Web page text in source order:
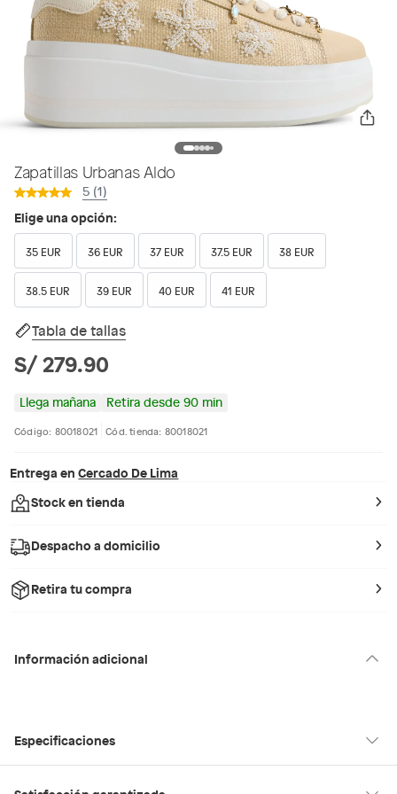
Zapatillas Urbanas Aldo
5 (1)
Elige una opción:
35 EUR 36 EUR 37 EUR 37.5 EUR 38 EUR
38.5 EUR 39 EUR 40 EUR 41 EUR
Tabla de tallas
S/ 279.90
Llega mañana Retira desde 90 min
Código: 80018021 Cód. tienda: 80018021
Entrega en Cercado De Lima
Stock en tienda
Despacho a domicilio
Retira tu compra
Información adicional
Especificaciones